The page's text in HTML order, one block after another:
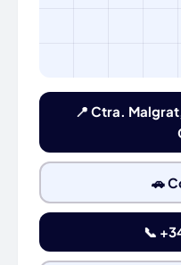
📍 Ctra.
🚗
📞